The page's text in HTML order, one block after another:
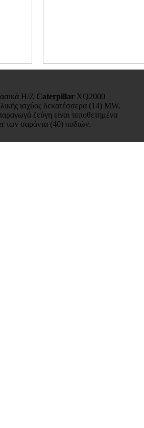
Η/Ζ Caterpillar XQ2000
ισχύος δεκατέσσερα (14) MW.
ζεύγη είναι τοποθετημένα
των σαράντα (40) ποδιών.